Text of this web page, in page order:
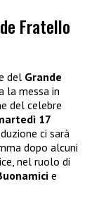
Fratello
del Grande
la messa in
del celebre
17
ci sarà
dopo alcuni
nel ruolo di
e